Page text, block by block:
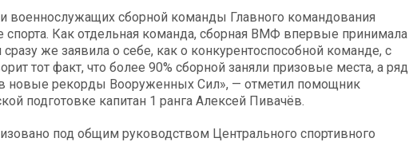
военнослужащих сборной команды Главного командования
Как отдельная команда, сборная ВМФ впервые принимала
же заявила о себе, как о конкурентоспособной команде, с
тот факт, что более 90% сборной заняли призовые места, а ряд
новые рекорды Вооруженных Сил», — отметил помощник
подготовке капитан 1 ранга Алексей Пивачёв.
под общим руководством Центрального спортивного